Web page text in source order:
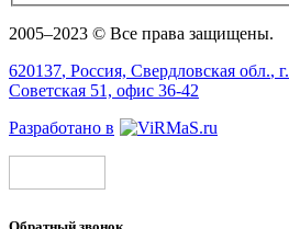
2005–2023 © Все права защищены.
620137, Россия, Свердловская обл., г.
Советская 51, офис 36-42
Разработано в